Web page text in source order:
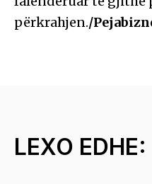
përkrahjen./
LEXO EDHE: